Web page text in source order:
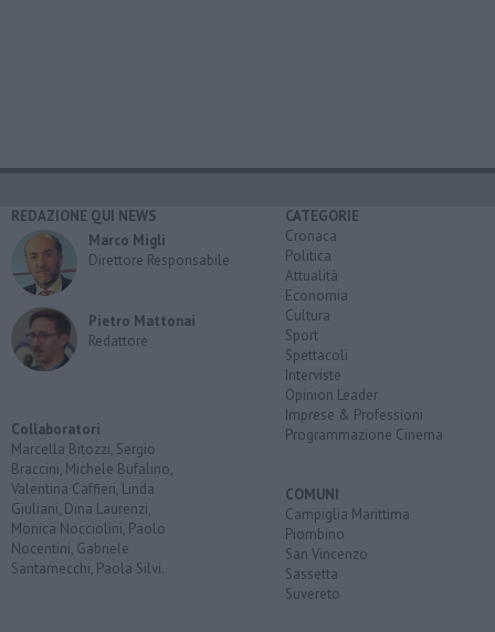
REDAZIONE QUI NEWS
Marco Migli
Direttore Responsabile
Pietro Mattonai
Redattore
Collaboratori
Marcella Bitozzi, Sergio
Braccini, Michele Bufalino,
Valentina Caffieri, Linda
Giuliani, Dina Laurenzi,
Monica Nocciolini, Paolo
Nocentini, Gabriele
Santarnecchi, Paola Silvi.
CATEGORIE
Cronaca
Politica
Attualità
Economia
Cultura
Sport
Spettacoli
Interviste
Opinion Leader
Imprese & Professioni
Programmazione Cinema
COMUNI
Campiglia Marittima
Piombino
San Vincenzo
Sassetta
Suvereto